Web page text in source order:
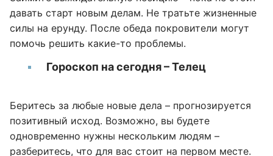
давать старт новым делам. Не тратьте жизненные
силы на ерунду. После обеда покровители могут
помочь решить какие-то проблемы.
Гороскоп на сегодня – Телец
Беритесь за любые новые дела – прогнозируется
позитивный исход. Возможно, вы будете
одновременно нужны нескольким людям –
разберитесь, что для вас стоит на первом месте.